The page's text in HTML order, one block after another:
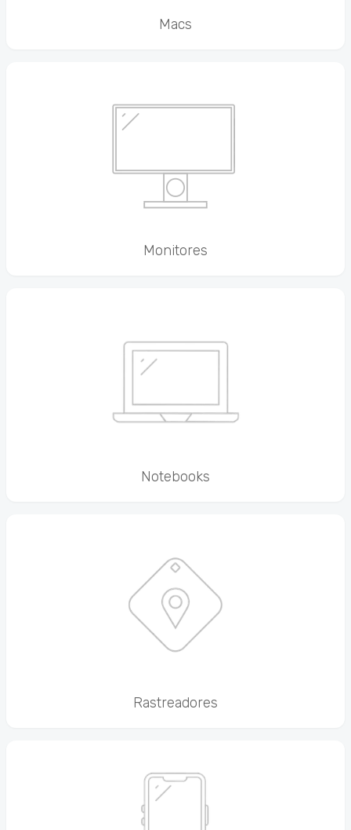
Macs
Monitores
Notebooks
Rastreadores